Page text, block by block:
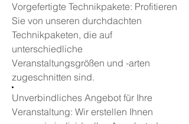
Vorgefertigte Technikpakete: Profitieren
Sie von unseren durchdachten
Technikpaketen, die auf
unterschiedliche
Veranstaltungsgrößen und -arten
zugeschnitten sind.
Unverbindliches Angebot für Ihre
Veranstaltung: Wir erstellen Ihnen